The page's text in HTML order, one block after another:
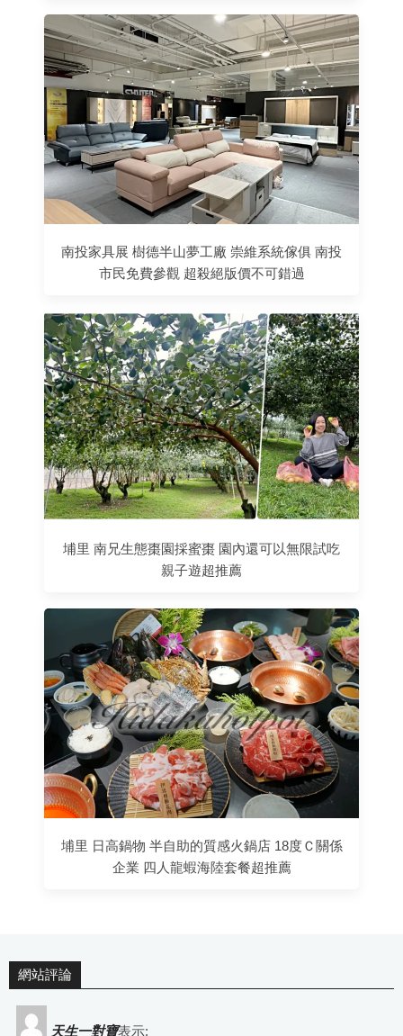
南投家具展 樹德半山夢工廠 崇維系統傢俱 南投
市民免費參觀 超殺絕版價不可錯過
埔里 南兄生態棗園採蜜棗 園內還可以無限試吃
親子遊超推薦
埔里 日高鍋物 半自助的質感火鍋店 18度Ｃ關係
企業 四人龍蝦海陸套餐超推薦
網站評論
天生一對寶表示: